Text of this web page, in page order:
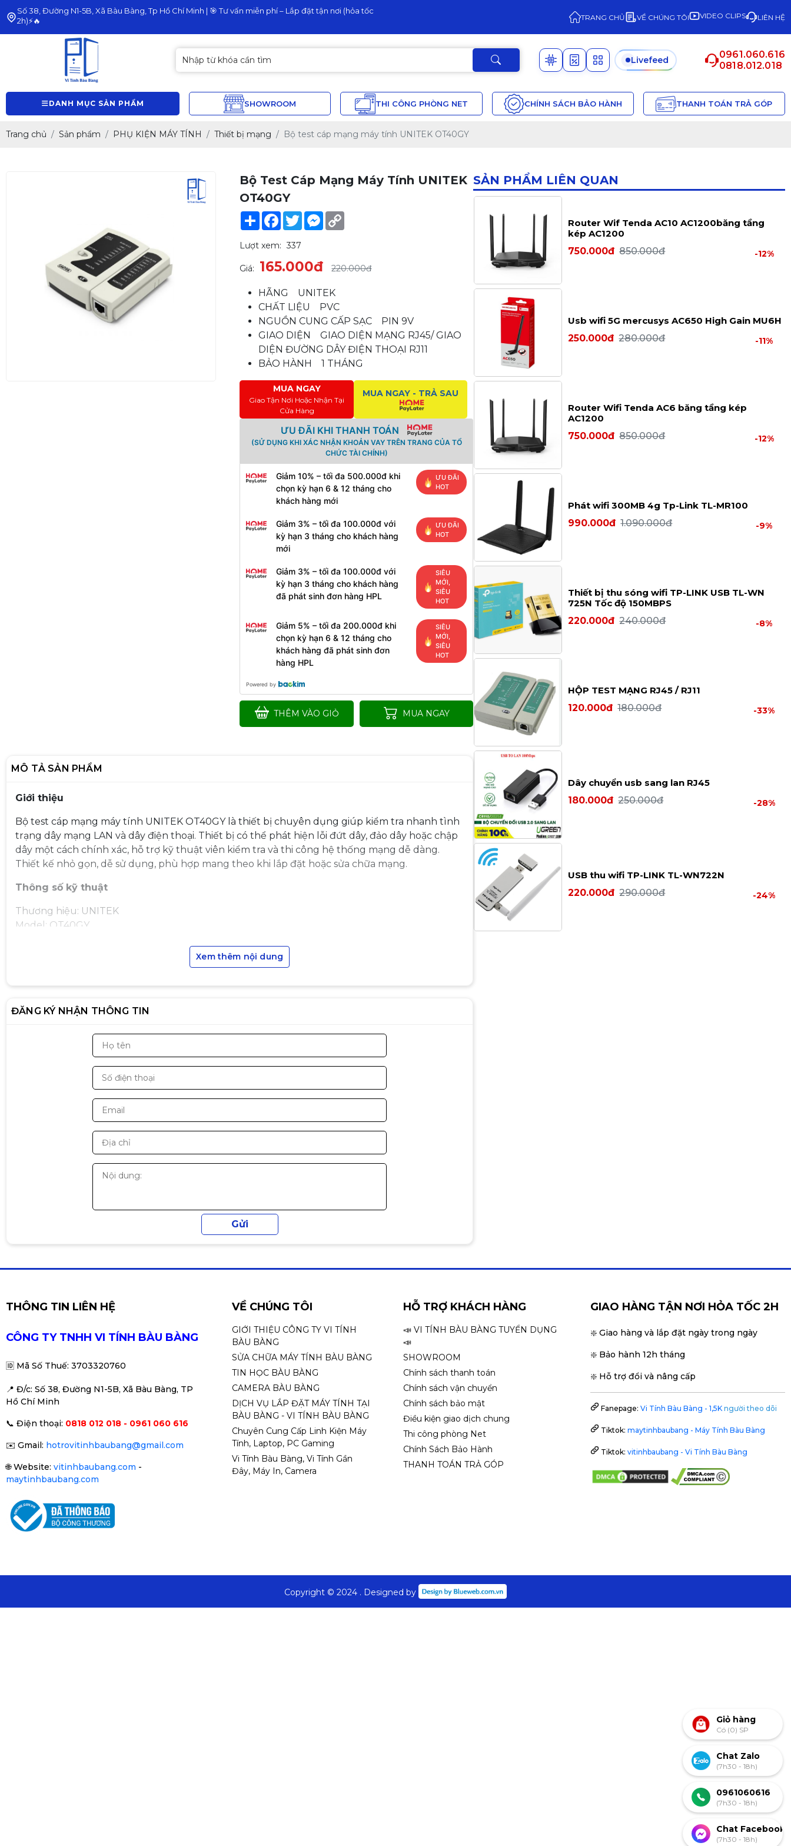
Số 38, Đường N1-5B, Xã Bàu Bàng, Tp Hồ Chí Minh | 🎯 Tư vấn miễn phí – Lắp đặt tận nơi (hỏa tốc
2h)⚡🔥
TRANG CHỦ VỀ CHÚNG TÔI VIDEO CLIPS LIÊN HỆ
Livefeed
0961.060.616
0818.012.018
DANH MỤC SẢN PHẨM SHOWROOM THI CÔNG PHÒNG NET CHÍNH SÁCH BẢO HÀNH THANH TOÁN TRẢ GÓP
Trang chủ Sản phẩm PHỤ KIỆN MÁY TÍNH Thiết bị mạng Bộ test cáp mạng máy tính UNITEK OT40GY
Bộ Test Cáp Mạng Máy Tính UNITEK
OT40GY
ShareFacebook
TwitterMessenger
Lượt xem: 337
Giá: 165.000đ 220.000đ
HÃNG UNITEK
CHẤT LIỆU PVC
NGUỒN CUNG CẤP SẠC PIN 9V
GIAO DIỆN GIAO DIỆN MẠNG RJ45/ GIAO
DIỆN ĐƯỜNG DÂY ĐIỆN THOẠI RJ11
BẢO HÀNH 1 THÁNG
MUA NGAY
Giao Tận Nơi Hoặc Nhận Tại
Cửa Hàng
MUA NGAY - TRẢ SAU
ƯU ĐÃI KHI THANH TOÁN
(SỬ DỤNG KHI XÁC NHẬN KHOẢN VAY TRÊN TRANG CỦA TỔ
CHỨC TÀI CHÍNH)
Giảm 10% – tối đa 500.000đ khi
chọn kỳ hạn 6 & 12 tháng cho
khách hàng mới
ƯU ĐÃI
HOT
Giảm 3% – tối đa 100.000đ với
kỳ hạn 3 tháng cho khách hàng
mới
ƯU ĐÃI
HOT
Giảm 3% – tối đa 100.000đ với
kỳ hạn 3 tháng cho khách hàng
đã phát sinh đơn hàng HPL
SIÊU
MỚI,
SIÊU
HOT
Giảm 5% – tối đa 200.000đ khi
chọn kỳ hạn 6 & 12 tháng cho
khách hàng đã phát sinh đơn
hàng HPL
SIÊU
MỚI,
SIÊU
HOT
Powered by
THÊM VÀO GIỎ MUA NGAY
MÔ TẢ SẢN PHẨM
Giới thiệu
Bộ test cáp mạng máy tính UNITEK OT40GY là thiết bị chuyên dụng giúp kiểm tra nhanh tình
trạng dây mạng LAN và dây điện thoại. Thiết bị có thể phát hiện lỗi đứt dây, đảo dây hoặc chập
dây một cách chính xác, hỗ trợ kỹ thuật viên kiểm tra và thi công hệ thống mạng dễ dàng.
Thiết kế nhỏ gọn, dễ sử dụng, phù hợp mang theo khi lắp đặt hoặc sửa chữa mạng.
Thông số kỹ thuật
Thương hiệu: UNITEK
Model: OT40GY
Cổng hỗ trợ: RJ45 (LAN) / RJ11 (Điện thoại)
Chất liệu: Nhựa PVC
Tính năng nổi bật
• Kiểm tra dây mạng RJ45 và dây điện thoại RJ11
• Phát hiện lỗi đứt dây, chập dây hoặc bấm sai thứ tự
• Thiết kế tháo rời giúp test dây mạng ở khoảng cách xa
• Đèn LED hiển thị tình trạng từng lõi dây rõ ràng
Phù hợp sử dụng
✔ Kỹ thuật viên thi công mạng
✔ Lắp đặt hệ thống mạng văn phòng / quán internet 🔧🌐💻
Xem thêm nội dung
ĐĂNG KÝ NHẬN THÔNG TIN
SẢN PHẨM LIÊN QUAN
Router Wif Tenda AC10 AC1200băng tầng
kép AC1200
750.000đ 850.000đ -12%
Usb wifi 5G mercusys AC650 High Gain MU6H
250.000đ 280.000đ -11%
Router Wifi Tenda AC6 băng tầng kép
AC1200
750.000đ 850.000đ -12%
Phát wifi 300MB 4g Tp-Link TL-MR100
990.000đ 1.090.000đ -9%
Thiết bị thu sóng wifi TP-LINK USB TL-WN
725N Tốc độ 150MBPS
220.000đ 240.000đ -8%
HỘP TEST MẠNG RJ45 / RJ11
120.000đ 180.000đ -33%
Dây chuyển usb sang lan RJ45
180.000đ 250.000đ -28%
USB thu wifi TP-LINK TL-WN722N
220.000đ 290.000đ -24%
THÔNG TIN LIÊN HỆ
CÔNG TY TNHH VI TÍNH BÀU BÀNG
🆔 Mã Số Thuế: 3703320760
📍 Đ/c: Số 38, Đường N1-5B, Xã Bàu Bàng, TP
Hồ Chí Minh
📞 Điện thoại: 0818 012 018 - 0961 060 616
✉️ Gmail: hotrovitinhbaubang@gmail.com
🌐Website: vitinhbaubang.com -
maytinhbaubang.com
VỀ CHÚNG TÔI
GIỚI THIỆU CÔNG TY VI TÍNH
BÀU BÀNG
SỬA CHỮA MÁY TÍNH BÀU BÀNG
TIN HỌC BÀU BÀNG
CAMERA BÀU BÀNG
DỊCH VỤ LẮP ĐẶT MÁY TÍNH TẠI
BÀU BÀNG - VI TÍNH BÀU BÀNG
Chuyên Cung Cấp Linh Kiện Máy
Tính, Laptop, PC Gaming
Vi Tính Bàu Bàng, Vi Tính Gần
Đây, Máy In, Camera
HỖ TRỢ KHÁCH HÀNG
📣 VI TÍNH BÀU BÀNG TUYỂN DỤNG
📣
SHOWROOM
Chính sách thanh toán
Chính sách vận chuyển
Chính sách bảo mật
Điều kiện giao dịch chung
Thi công phòng Net
Chính Sách Bảo Hành
THANH TOÁN TRẢ GÓP
GIAO HÀNG TẬN NƠI HỎA TỐC 2H
❇️ Giao hàng và lắp đặt ngày trong ngày
❇️ Bảo hành 12h tháng
❇️ Hỗ trợ đổi và nâng cấp
Fanepage: Vi Tính Bàu Bàng - 1,5K người theo dõi
Tiktok: maytinhbaubang - Máy Tính Bàu Bàng
Tiktok: vitinhbaubang - Vi Tính Bàu Bàng
Copyright © 2024 . Designed by
Giỏ hàng
Có (0) SP
Chat Zalo
(7h30 - 18h)
0961060616
(7h30 - 18h)
Chat Facebook
(7h30 - 18h)